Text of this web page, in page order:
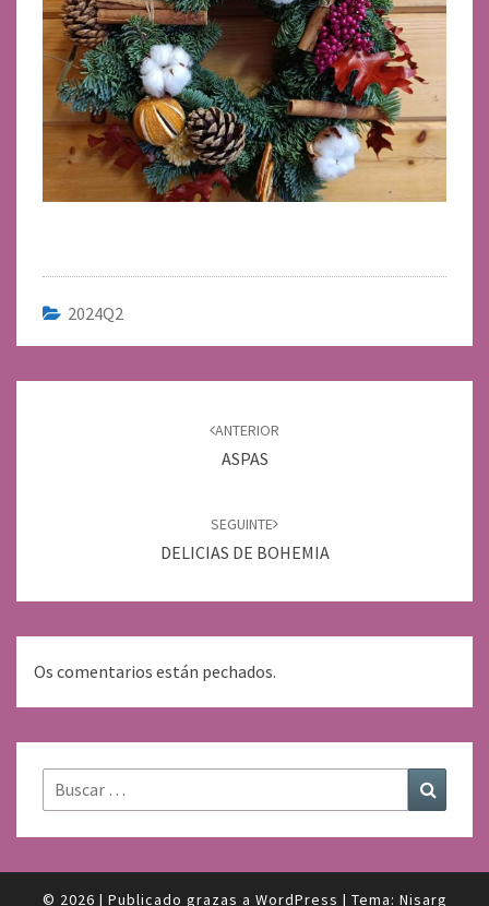
2024Q2
ANTERIOR
ASPAS
SEGUINTE
DELICIAS DE BOHEMIA
Os comentarios están pechados.
Buscar:
© 2026 | Publicado grazas a WordPress | Tema: Nisarg